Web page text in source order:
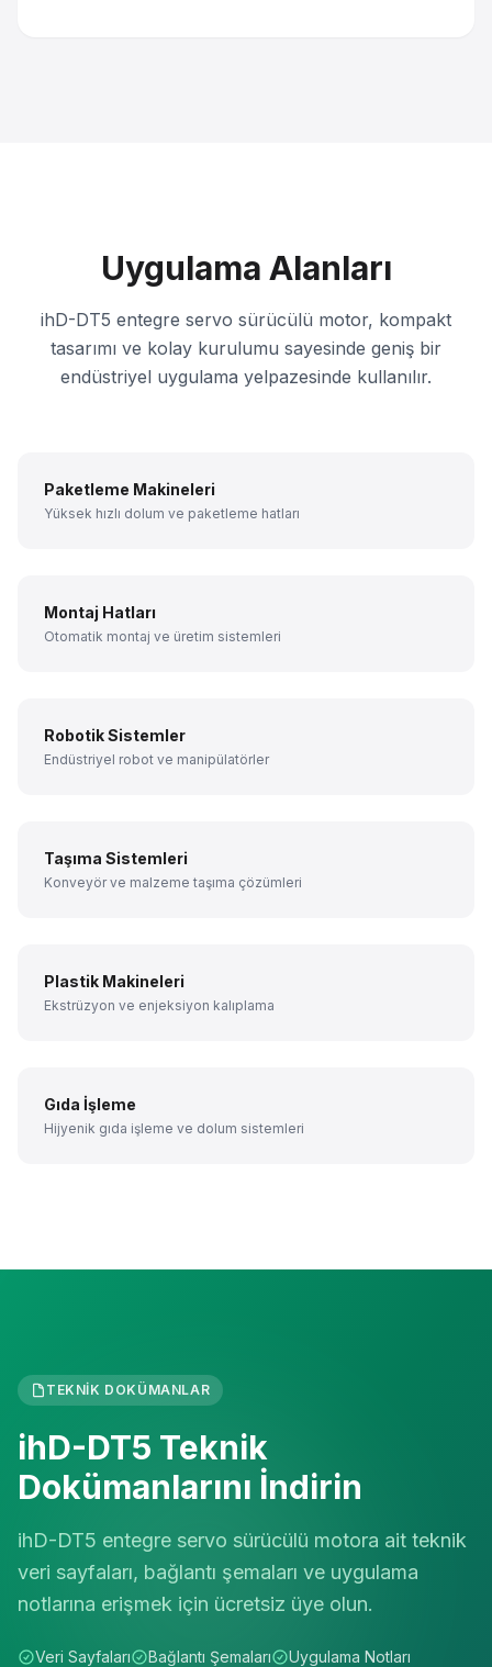
Uygulama Alanları
ihD-DT5 entegre servo sürücülü motor, kompakt
tasarımı ve kolay kurulumu sayesinde geniş bir
endüstriyel uygulama yelpazesinde kullanılır.
Paketleme Makineleri
Yüksek hızlı dolum ve paketleme hatları
Montaj Hatları
Otomatik montaj ve üretim sistemleri
Robotik Sistemler
Endüstriyel robot ve manipülatörler
Taşıma Sistemleri
Konveyör ve malzeme taşıma çözümleri
Plastik Makineleri
Ekstrüzyon ve enjeksiyon kalıplama
Gıda İşleme
Hijyenik gıda işleme ve dolum sistemleri
TEKNIK DOKÜMANLAR
ihD-DT5 Teknik
Dokümanlarını İndirin
ihD-DT5 entegre servo sürücülü motora ait teknik
veri sayfaları, bağlantı şemaları ve uygulama
notlarına erişmek için ücretsiz üye olun.
Veri Sayfaları Bağlantı Şemaları Uygulama Notları